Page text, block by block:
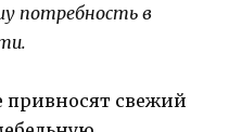
потребность в
привносят свежий